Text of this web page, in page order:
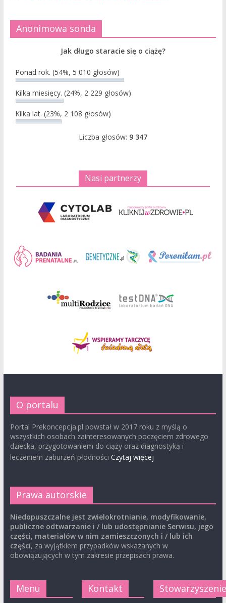
Anonimowa sonda
Jak długo staracie się o ciążę?
Ponad rok. (54%, 5 010 głosów)
Kilka miesięcy. (24%, 2 229 głosów)
Kilka lat. (23%, 2 108 głosów)
Liczba głosów: 9 347
Nasi partnerzy
O portalu
Portal Prekoncepcja.pl powstał w 2017 roku z myślą o
wszystkich osobach zainteresowanych poczęciem zdrowego
dziecka, przygotowaniem do ciąży oraz diagnostyką i
leczeniem zaburzeń płodności Czytaj więcej
Prawa autorskie
Niedopuszczalne jest zwielokrotnianie, modyfikowanie,
publiczne odtwarzanie i / lub udostępnianie Serwisu, jego
części, materiałów w nim zamieszczonych i / lub ich
części, za wyjątkiem przypadków wskazanych w
obowiązujących w tym zakresie przepisach prawa.
Menu Kontakt